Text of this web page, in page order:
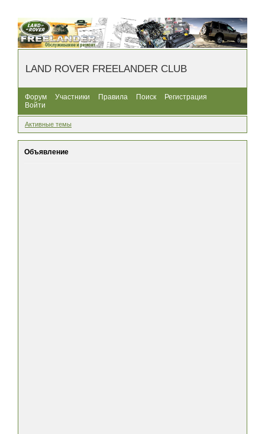
LAND ROVER FREELANDER CLUB
Форум Участники Правила Поиск
Регистрация
Войти
Активные темы
Объявление